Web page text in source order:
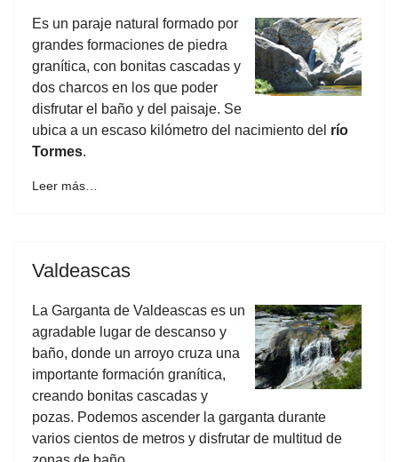
Es un paraje natural formado por
grandes formaciones de piedra
granítica, con bonitas cascadas y
dos charcos en los que poder
disfrutar el baño y del paisaje. Se
ubica a un escaso kilómetro del nacimiento del río
Tormes.
Leer más…
Valdeascas
La Garganta de Valdeascas es un
agradable lugar de descanso y
baño, donde un arroyo cruza una
importante formación granítica,
creando bonitas cascadas y
pozas. Podemos ascender la garganta durante
varios cientos de metros y disfrutar de multitud de